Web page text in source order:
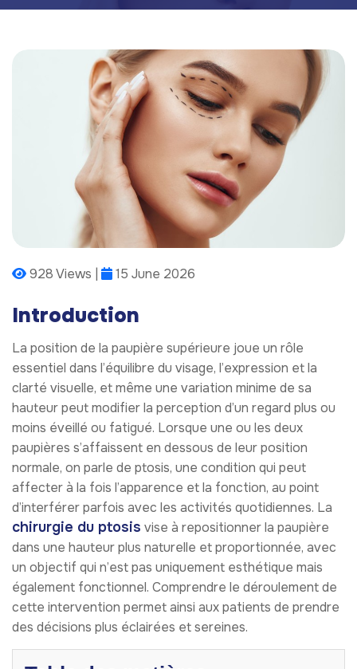
928 Views | 15 June 2026
Introduction
La position de la paupière supérieure joue un rôle
essentiel dans l’équilibre du visage, l’expression et la
clarté visuelle, et même une variation minime de sa
hauteur peut modifier la perception d’un regard plus ou
moins éveillé ou fatigué. Lorsque une ou les deux
paupières s’affaissent en dessous de leur position
normale, on parle de ptosis, une condition qui peut
affecter à la fois l’apparence et la fonction, au point
d’interférer parfois avec les activités quotidiennes. La
chirurgie du ptosis vise à repositionner la paupière
dans une hauteur plus naturelle et proportionnée, avec
un objectif qui n’est pas uniquement esthétique mais
également fonctionnel. Comprendre le déroulement de
cette intervention permet ainsi aux patients de prendre
des décisions plus éclairées et sereines.